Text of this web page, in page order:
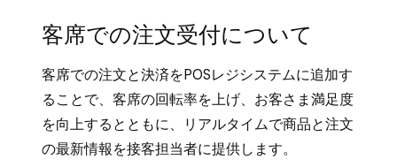
客席での注文受付について
客席での注文と決済をPOSレジシステムに追加す
ることで、客席の回転率を上げ、お客さま満足度
を向上するとともに、リアルタイムで商品と注文
の最新情報を接客担当者に提供します。